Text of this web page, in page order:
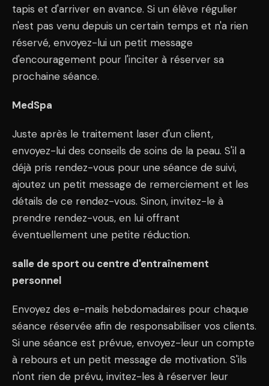
tapis et d'arriver en avance. Si un élève régulier
n'est pas venu depuis un certain temps et n'a rien
réservé, envoyez-lui un petit message
d'encouragement pour l'inciter à réserver sa
prochaine séance.
MedSpa
Juste après le traitement laser d'un client,
envoyez-lui des conseils de soins de la peau. S'il a
déjà pris rendez-vous pour une séance de suivi,
ajoutez un petit message de remerciement et les
détails de ce rendez-vous. Sinon, invitez-le à
prendre rendez-vous, en lui offrant
éventuellement une petite réduction.
salle de sport ou centre d'entraînement
personnel
Envoyez des e-mails hebdomadaires pour chaque
séance réservée afin de responsabiliser vos clients.
Si une séance est prévue, envoyez-leur un compte
à rebours et un petit message de motivation. S'ils
n'ont rien de prévu, invitez-les à réserver leur